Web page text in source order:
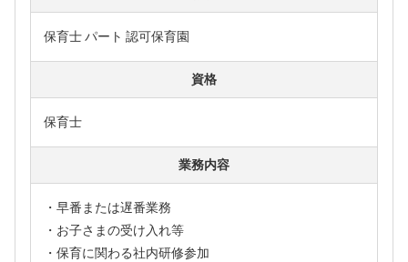
保育士 パート 認可保育園
資格
保育士
業務内容
・早番または遅番業務
・お子さまの受け入れ等
・保育に関わる社内研修参加